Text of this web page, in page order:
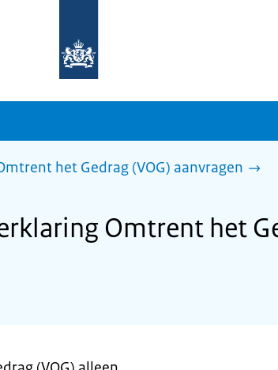
homepage
sdg.rijksoverheid.nl
het Gedrag (VOG) aanvragen
Omtrent het